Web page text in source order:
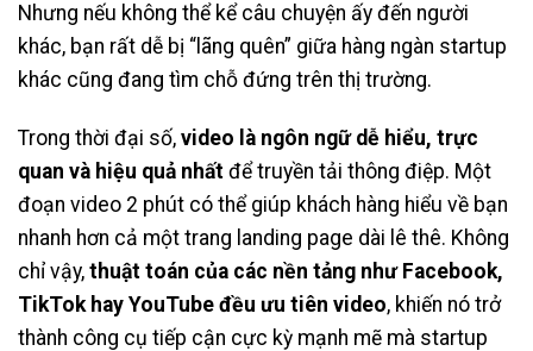
Nhưng nếu không thể kể câu chuyện ấy đến người
khác, bạn rất dễ bị “lãng quên” giữa hàng ngàn startup
khác cũng đang tìm chỗ đứng trên thị trường.
Trong thời đại số, video là ngôn ngữ dễ hiểu, trực
quan và hiệu quả nhất để truyền tải thông điệp. Một
đoạn video 2 phút có thể giúp khách hàng hiểu về bạn
nhanh hơn cả một trang landing page dài lê thê. Không
chỉ vậy, thuật toán của các nền tảng như Facebook,
TikTok hay YouTube đều ưu tiên video, khiến nó trở
thành công cụ tiếp cận cực kỳ mạnh mẽ mà startup